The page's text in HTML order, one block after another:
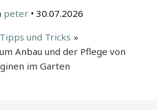
peter • 30.07.2026
Tipps und Tricks
Anbau und der Pflege von
im Garten